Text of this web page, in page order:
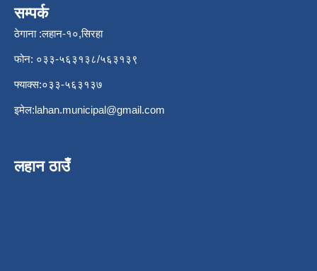
सम्पर्क
ठेगाना :लहान-१०,सिरहा
फोन: ०३३-५६३१३८/५६३१३९
फ्याक्स:०३३-५६३१३७
इमेल:lahan.municipal@gmail.com
लहान ठाउँ